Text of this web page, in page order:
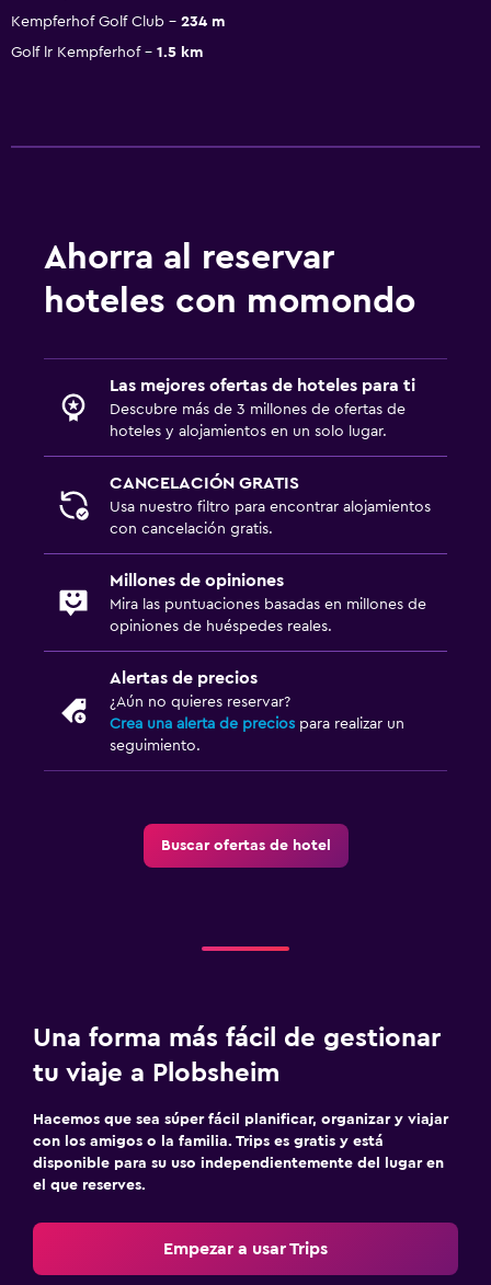
Kempferhof Golf Club
234 m
Golf lr Kempferhof
1.5 km
Ahorra al reservar
hoteles con momondo
Las mejores ofertas de hoteles para ti
Descubre más de 3 millones de ofertas de
hoteles y alojamientos en un solo lugar.
CANCELACIÓN GRATIS
Usa nuestro filtro para encontrar alojamientos
con cancelación gratis.
Millones de opiniones
Mira las puntuaciones basadas en millones de
opiniones de huéspedes reales.
Alertas de precios
¿Aún no quieres reservar?
Crea una alerta de precios para realizar un
seguimiento.
Buscar ofertas de hotel
Una forma más fácil de gestionar
tu viaje a Plobsheim
Hacemos que sea súper fácil planificar, organizar y viajar
con los amigos o la familia. Trips es gratis y está
disponible para su uso independientemente del lugar en
el que reserves.
Empezar a usar Trips